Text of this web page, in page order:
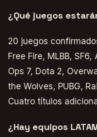
¿Qué juegos
20 juegos
Free Fire, MLBB,
Ops 7, Dota 2,
the Wolves, PUBG,
Cuatro títulos
¿Hay equipos